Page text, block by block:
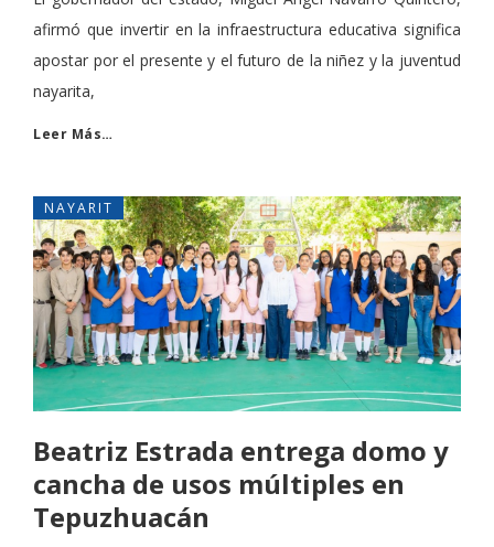
afirmó que invertir en la infraestructura educativa significa
apostar por el presente y el futuro de la niñez y la juventud
nayarita,
Leer Más…
NAYARIT
Beatriz Estrada entrega domo y
cancha de usos múltiples en
Tepuzhuacán